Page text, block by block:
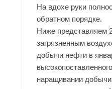
На вдохе руки
обратном порядке.
Ниже представляем
загрязненным
добычи нефти в
наращивании